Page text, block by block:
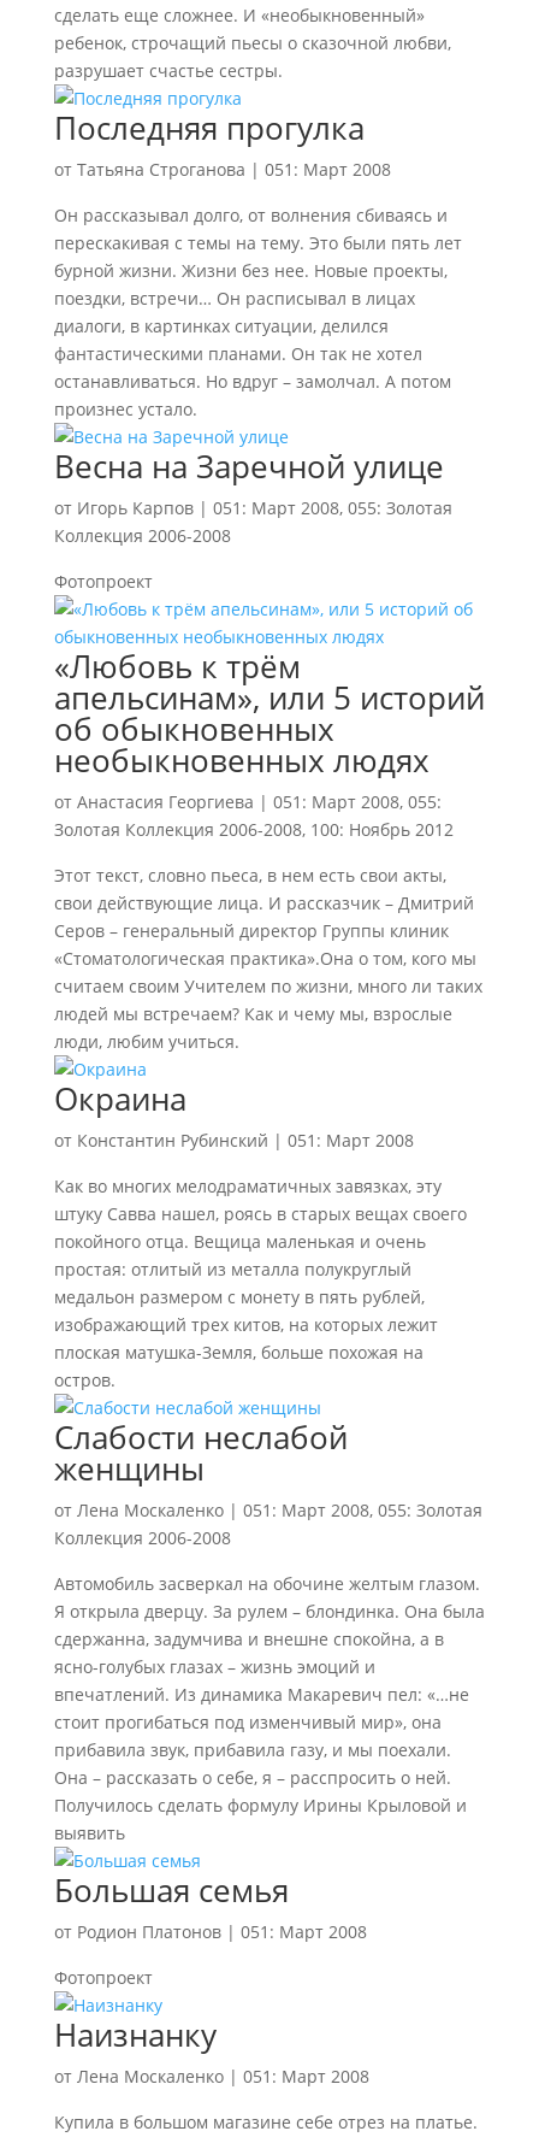
сделать еще сложнее. И «необыкновенный»
ребенок, строчащий пьесы о сказочной любви,
разрушает счастье сестры.
Последняя прогулка
от Татьяна Строганова | 051: Март 2008
Он рассказывал долго, от волнения сбиваясь и
перескакивая с темы на тему. Это были пять лет
бурной жизни. Жизни без нее. Новые проекты,
поездки, встречи… Он расписывал в лицах
диалоги, в картинках ситуации, делился
фантастическими планами. Он так не хотел
останавливаться. Но вдруг – замолчал. А потом
произнес устало.
Весна на Заречной улице
от Игорь Карпов| 051: Март 2008, 055: Золотая
Коллекция 2006-2008
Фотопроект
«Любовь к трём
апельсинам», или 5 историй
об обыкновенных
необыкновенных людях
от Анастасия Георгиева | 051: Март 2008, 055:
Золотая Коллекция 2006-2008, 100: Ноябрь 2012
Этот текст, словно пьеса, в нем есть свои акты,
свои действующие лица. И рассказчик – Дмитрий
Серов – генеральный директор Группы клиник
«Стоматологическая практика».Она о том, кого мы
считаем своим Учителем по жизни, много ли таких
людей мы встречаем? Как и чему мы, взрослые
люди, любим учиться.
Окраина
от Константин Рубинский | 051: Март 2008
Как во многих мелодраматичных завязках, эту
штуку Савва нашел, роясь в старых вещах своего
покойного отца. Вещица маленькая и очень
простая: отлитый из металла полукруглый
медальон размером с монету в пять рублей,
изображающий трех китов, на которых лежит
плоская матушка-Земля, больше похожая на
остров.
Слабости неслабой
женщины
от Лена Москаленко| 051: Март 2008, 055: Золотая
Коллекция 2006-2008
Автомобиль засверкал на обочине желтым глазом.
Я открыла дверцу. За рулем – блондинка. Она была
сдержанна, задумчива и внешне спокойна, а в
ясно-голубых глазах – жизнь эмоций и
впечатлений. Из динамика Макаревич пел: «…не
стоит прогибаться под изменчивый мир», она
прибавила звук, прибавила газу, и мы поехали.
Она – рассказать о себе, я – расспросить о ней.
Получилось сделать формулу Ирины Крыловой и
выявить
Большая семья
от Родион Платонов| 051: Март 2008
Фотопроект
Наизнанку
от Лена Москаленко| 051: Март 2008
Купила в большом магазине себе отрез на платье.